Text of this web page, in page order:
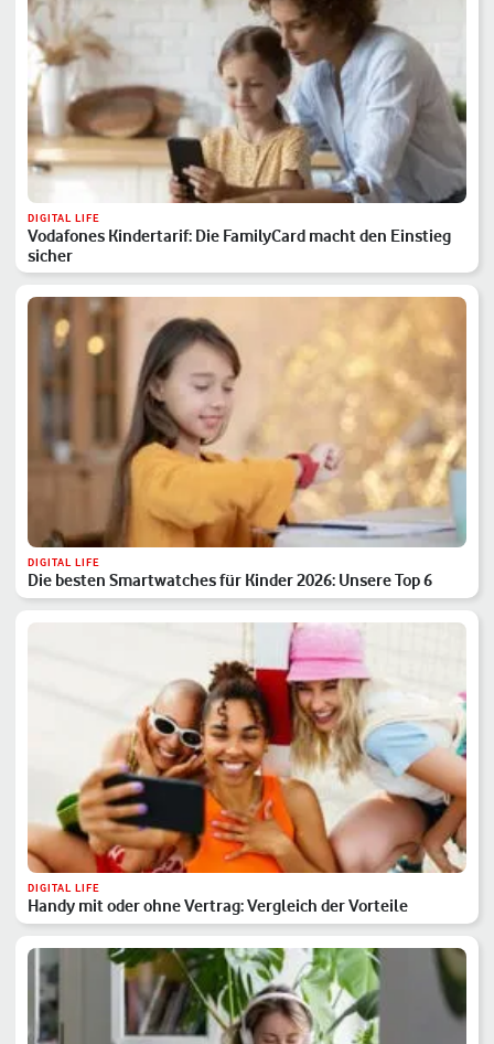
DIGITAL LIFE
Vodafones Kindertarif: Die FamilyCard macht den Einstieg
sicher
DIGITAL LIFE
Die besten Smartwatches für Kinder 2026: Unsere Top 6
DIGITAL LIFE
Handy mit oder ohne Vertrag: Vergleich der Vorteile